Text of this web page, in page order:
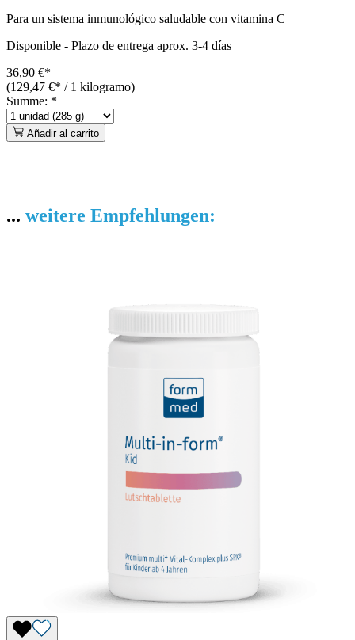
Para un sistema inmunológico saludable con vitamina C
Disponible - Plazo de entrega aprox. 3-4 días
36,90 €*
(129,47 €* / 1 kilogramo)
Summe: *
Añadir al carrito
... weitere Empfehlungen: